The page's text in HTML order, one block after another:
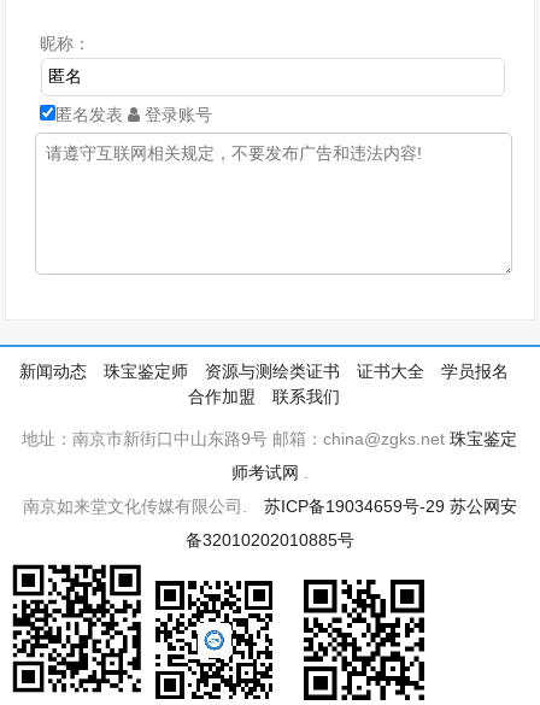
昵称：
匿名发表 登录账号
新闻动态 珠宝鉴定师 资源与测绘类证书 证书大全
学员报名
合作加盟
联系我们
地址：南京市新街口中山东路9号 邮箱：china@zgks.net珠宝鉴定
师考试网
南京如来堂文化传媒有限公司. 苏ICP备19034659号-29 苏公网安
备32010202010885号